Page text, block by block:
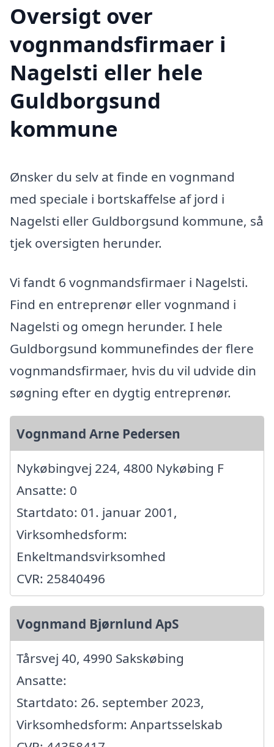
Oversigt over
vognmandsfirmaer i
Nagelsti eller hele
Guldborgsund
kommune
Ønsker du selv at finde en vognmand
med speciale i bortskaffelse af jord i
Nagelsti eller Guldborgsund kommune, så
tjek oversigten herunder.
Vi fandt 6 vognmandsfirmaer i Nagelsti.
Find en entreprenør eller vognmand i
Nagelsti og omegn herunder. I hele
Guldborgsund kommunefindes der flere
vognmandsfirmaer, hvis du vil udvide din
søgning efter en dygtig entreprenør.
Vognmand Arne Pedersen
Nykøbingvej 224, 4800 Nykøbing F
Ansatte: 0
Startdato: 01. januar 2001,
Virksomhedsform:
Enkeltmandsvirksomhed
CVR: 25840496
Vognmand Bjørnlund ApS
Tårsvej 40, 4990 Sakskøbing
Ansatte:
Startdato: 26. september 2023,
Virksomhedsform: Anpartsselskab